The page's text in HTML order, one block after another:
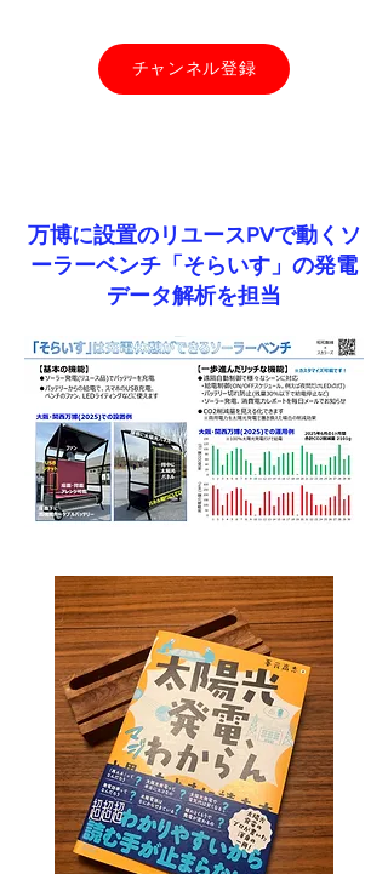
チャンネル登録
​万博に設置のリユースPVで動くソ
ーラーベンチ「そらいす」の発電
データ解析を担当